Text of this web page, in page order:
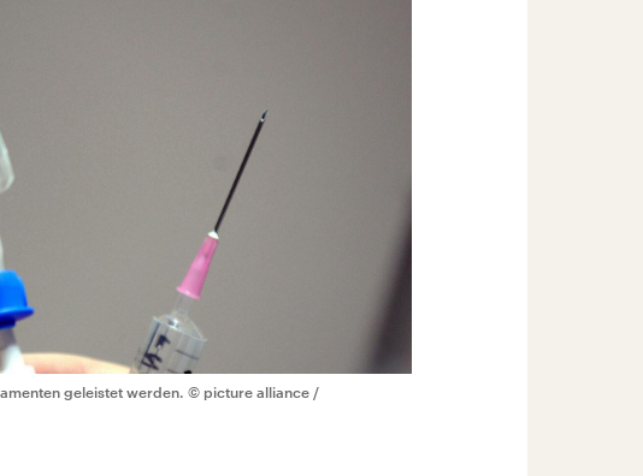
geleistet werden. © picture alliance /